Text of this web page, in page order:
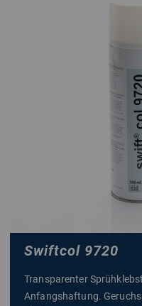
Swiftcol 9720
Transparenter
Anfangshaftung.